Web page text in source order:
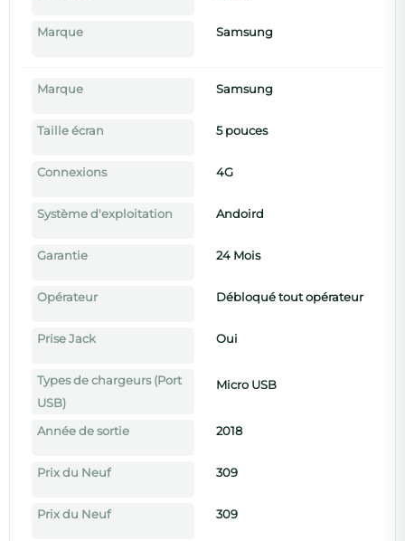
Marque Samsung
Marque Samsung
Taille écran 5 pouces
Connexions 4G
Système d'exploitation Andoird
Garantie 24 Mois
Opérateur Débloqué tout opérateur
Prise Jack Oui
Types de chargeurs (Port
USB)
Micro USB
Année de sortie 2018
Prix du Neuf 309
Prix du Neuf 309
RecycleTek
Le smartphone reconditionné, en mieux.
🇫🇷 Reconditionné en France
📦 Livraison offerte
↩️ 30 jours satisfait ou remboursé